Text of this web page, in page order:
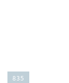
835